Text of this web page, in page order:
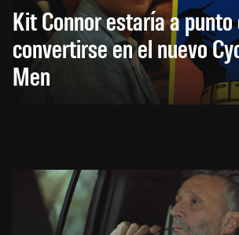
Kit Connor estaría a punto
convertirse en el nuevo
Men